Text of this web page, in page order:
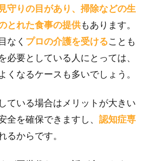
守りの目があり、掃除などの生
とれた食事の提供もあります。
なく プロの介護を受けることも
必要としている人にとっては、
くなるケースも多いでしょう。
ている場合はメリットが大きい
全を確保できますし、 認知症専
るからです。